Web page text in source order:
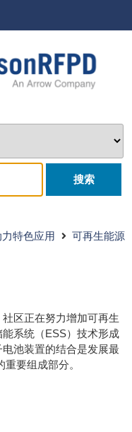
搜索
特色应用 可再生能源
区正在努力增加可再生
系统（ESS）技术形成
池装置的结合是发展最
要组成部分。